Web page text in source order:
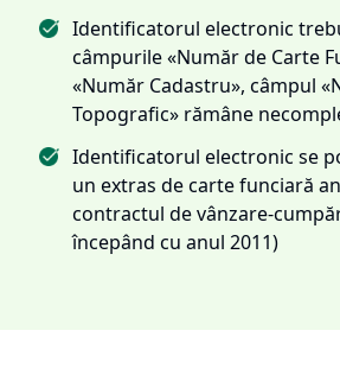
Identificatorul electronic
câmpurile «Număr de Carte
«Număr Cadastru», câmpul
Topografic» rămâne
Identificatorul electronic se
un extras de carte funciară
contractul de vânzare-
începând cu anul 2011)